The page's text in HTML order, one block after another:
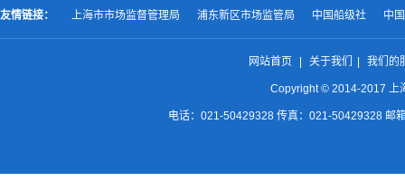
友情链接： 上海市市场监督管理局 浦东新区市场监管局 中国船级社 中
网站首页 关于我们 我们的
Copyright © 2014-2017 上
电话：021-50429328 传真：021-50429328 邮